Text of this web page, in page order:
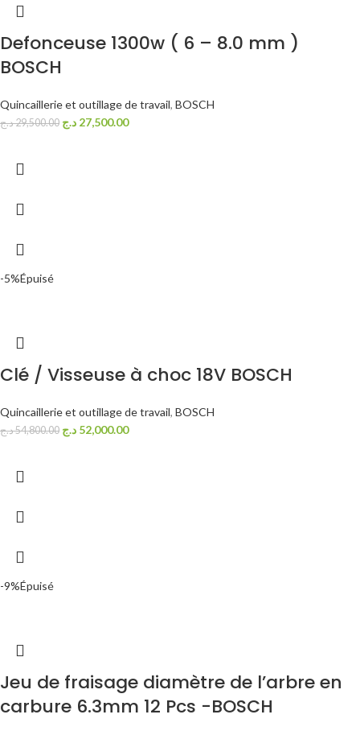
Defonceuse 1300w ( 6 – 8.0 mm )
BOSCH
Quincaillerie et outillage de travail, BOSCH
29,500.00د.ج 27,500.00 د.ج
-5%Épuisé
Clé / Visseuse à choc 18V BOSCH
Quincaillerie et outillage de travail, BOSCH
54,800.00د.ج 52,000.00 د.ج
-9%Épuisé
Jeu de fraisage diamètre de l’arbre en
carbure 6.3mm 12 Pcs -BOSCH